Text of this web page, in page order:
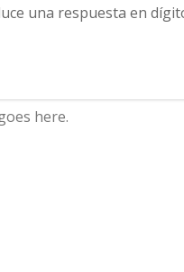
una respuesta en